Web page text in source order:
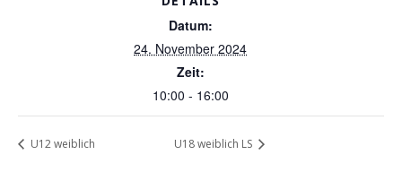
Datum:
24. November 2024
Zeit:
10:00 - 16:00
U12 weiblich U18 weiblich LS